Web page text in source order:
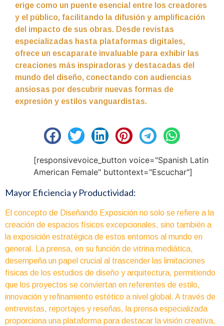
erige como un puente esencial entre los creadores
y el público, facilitando la difusión y amplificación
del impacto de sus obras. Desde revistas
especializadas hasta plataformas digitales,
ofrece un escaparate invaluable para exhibir las
creaciones más inspiradoras y destacadas del
mundo del diseño, conectando con audiencias
ansiosas por descubrir nuevas formas de
expresión y estilos vanguardistas.
[responsivevoice_button voice="Spanish Latin
American Female" buttontext="Escuchar"]
Mayor Eficiencia y Productividad:
El concepto de Diseñando Exposición no solo se refiere a la
creación de espacios físicos excepcionales, sino también a
la exposición estratégica de estos entornos al mundo en
general. La prensa, en su función de vitrina mediática,
desempeña un papel crucial al trascender las limitaciones
físicas de los estudios de diseño y arquitectura, permitiendo
que los proyectos se conviertan en referentes de estilo,
innovación y refinamiento estético a nivel global. A través de
entrevistas, reportajes y reseñas, la prensa especializada
proporciona una plataforma para destacar la visión creativa,